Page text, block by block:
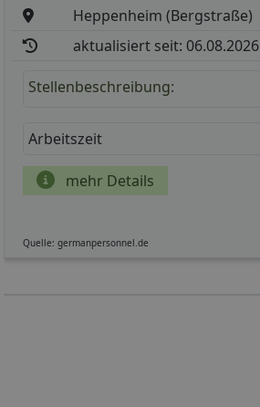
Heppenheim (Bergstraße)
aktualisiert seit: 06.08.2026
Stellenbeschreibung:
Arbeitszeit
mehr Details
Quelle: germanpersonnel.de